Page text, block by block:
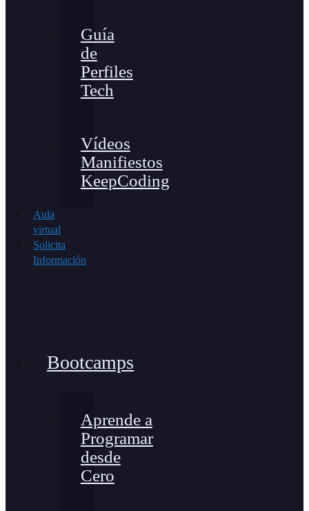
Guía
de
Perfiles
Tech
Vídeos
Manifiestos
KeepCoding
Aula
virtual
Solicita
Información
Bootcamps
Aprende a
Programar
desde
Cero